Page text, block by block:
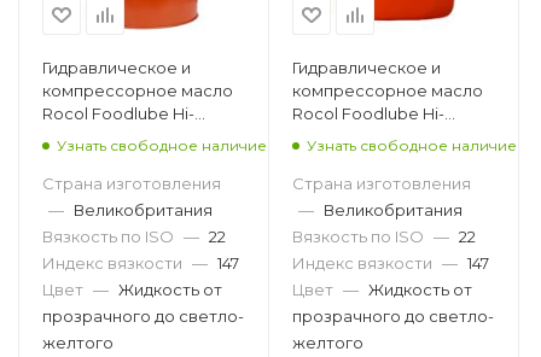
Гидравлическое и
компрессорное масло
Rocol Foodlube Hi-
Power 22, 200л
Узнать свободное наличие
Страна изготовления
— Великобритания
Вязкость по ISO — 22
Индекс вязкости — 147
Цвет — Жидкость от
прозрачного до светло-
желтого
Гидравлическое и
компрессорное масло
Rocol Foodlube Hi-
Power 22, 20л
Узнать свободное наличие
Страна изготовления
— Великобритания
Вязкость по ISO — 22
Индекс вязкости — 147
Цвет — Жидкость от
прозрачного до светло-
желтого